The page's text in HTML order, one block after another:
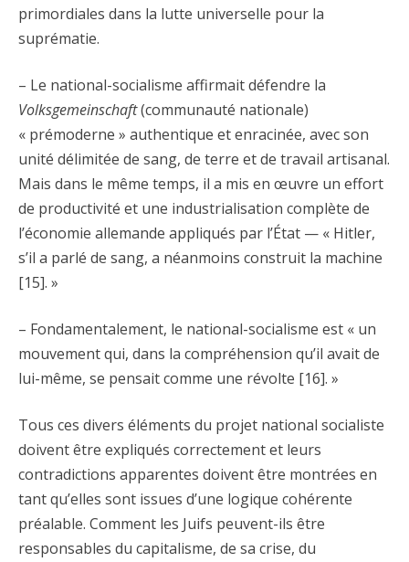
primordiales dans la lutte universelle pour la
suprématie.
– Le national-socialisme affirmait défendre la
Volksgemeinschaft(communauté nationale)
« prémoderne » authentique et enracinée, avec son
unité délimitée de sang, de terre et de travail artisanal.
Mais dans le même temps, il a mis en œuvre un effort
de productivité et une industrialisation complète de
l’économie allemande appliqués par l’État — « Hitler,
s’il a parlé de sang, a néanmoins construit la machine
[15]. »
– Fondamentalement, le national-socialisme est « un
mouvement qui, dans la compréhension qu’il avait de
lui-même, se pensait comme une révolte [16]. »
Tous ces divers éléments du projet national socialiste
doivent être expliqués correctement et leurs
contradictions apparentes doivent être montrées en
tant qu’elles sont issues d’une logique cohérente
préalable. Comment les Juifs peuvent-ils être
responsables du capitalisme, de sa crise, du